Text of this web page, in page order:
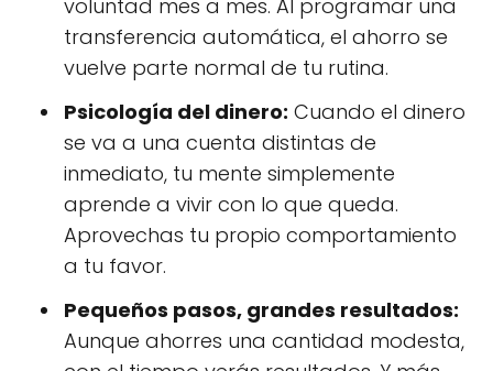
voluntad mes a mes. Al programar una
transferencia automática, el ahorro se
vuelve parte normal de tu rutina.
Psicología del dinero: Cuando el dinero
se va a una cuenta distintas de
inmediato, tu mente simplemente
aprende a vivir con lo que queda.
Aprovechas tu propio comportamiento
a tu favor.
Pequeños pasos, grandes resultados:
Aunque ahorres una cantidad modesta,